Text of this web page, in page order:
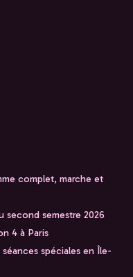
complet, marche et
second semestre 2026
4 à Paris
spéciales en Île-